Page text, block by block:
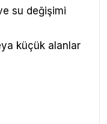
su değişimi
küçük alanlar